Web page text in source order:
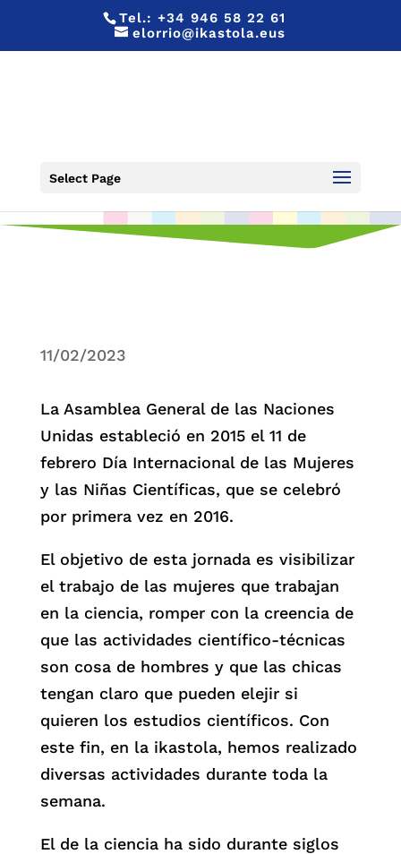
Tel.:+34 946 58 22 61
elorrio@ikastola.eus
Select Page
LAS MUJERES CIENTIFICAS
11/02/2023
La Asamblea General de las Naciones
Unidas estableció en 2015 el 11 de
febrero Día Internacional de las Mujeres
y las Niñas Científicas, que se celebró
por primera vez en 2016.
El objetivo de esta jornada es visibilizar
el trabajo de las mujeres que trabajan
en la ciencia, romper con la creencia de
que las actividades científico-técnicas
son cosa de hombres y que las chicas
tengan claro que pueden elejir si
quieren los estudios científicos. Con
este fin, en la ikastola, hemos realizado
diversas actividades durante toda la
semana.
El de la ciencia ha sido durante siglos